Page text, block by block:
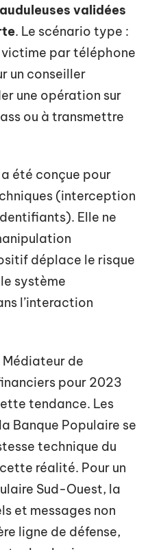
validées
. Le scénario type :
par téléphone
un conseiller
une opération sur
ou à transmettre
été conçue pour
(interception
Elle ne
déplace le risque
système
l’interaction
Médiateur de
pour 2023
tendance. Les
Banque Populaire se
technique du
réalité. Pour un
Sud-Ouest, la
et messages non
ligne de défense,